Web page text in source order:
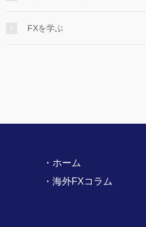
FXを学ぶ
・ホーム
・海外FXコラム